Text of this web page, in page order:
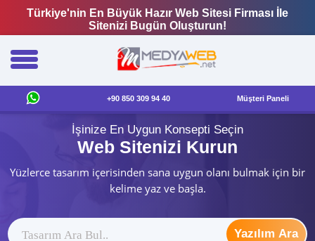
Türkiye'nin En Büyük Hazır Web Sitesi Firması İle
Sitenizi Bugün Oluşturun!
+90 850 309 94 40 Müşteri Paneli
İşinize En Uygun Konsepti Seçin
Web Sitenizi Kurun
Yüzlerce tasarım içerisinden sana uygun olanı bulmak için bir
kelime yaz ve başla.
Yazılım Ara